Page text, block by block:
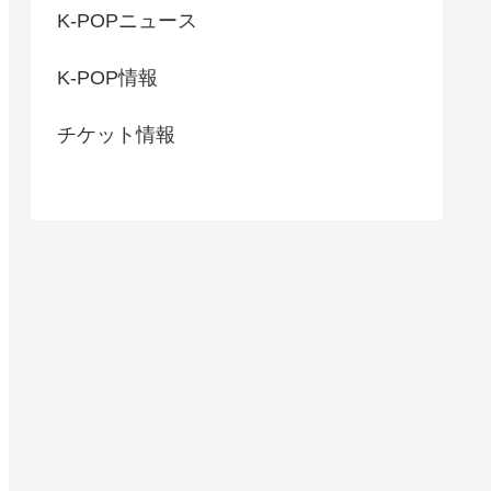
K-POPニュース
K-POP情報
チケット情報